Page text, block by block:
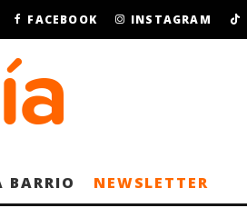
FACEBOOK INSTAGRAM
BARRIO NEWSLETTER